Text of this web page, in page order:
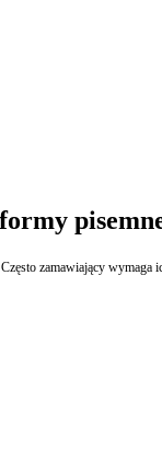
zamawiający